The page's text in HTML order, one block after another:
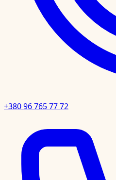
+380 96 765 77 72